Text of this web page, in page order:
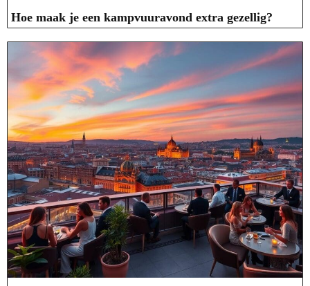
Hoe maak je een kampvuuravond extra gezellig?